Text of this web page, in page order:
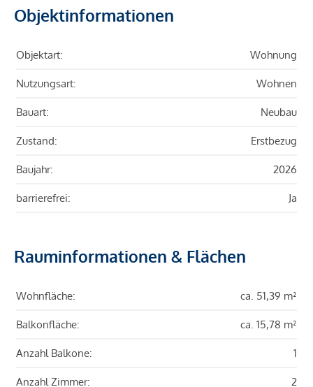
Objektinformationen
Objektart: Wohnung
Nutzungsart: Wohnen
Bauart: Neubau
Zustand: Erstbezug
Baujahr: 2026
barrierefrei: Ja
Rauminformationen & Flächen
Wohnfläche: ca. 51,39 m²
Balkonfläche: ca. 15,78 m²
Anzahl Balkone: 1
Anzahl Zimmer: 2